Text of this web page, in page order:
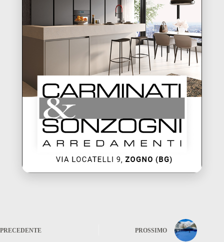
PRECEDENTE PROSSIMO